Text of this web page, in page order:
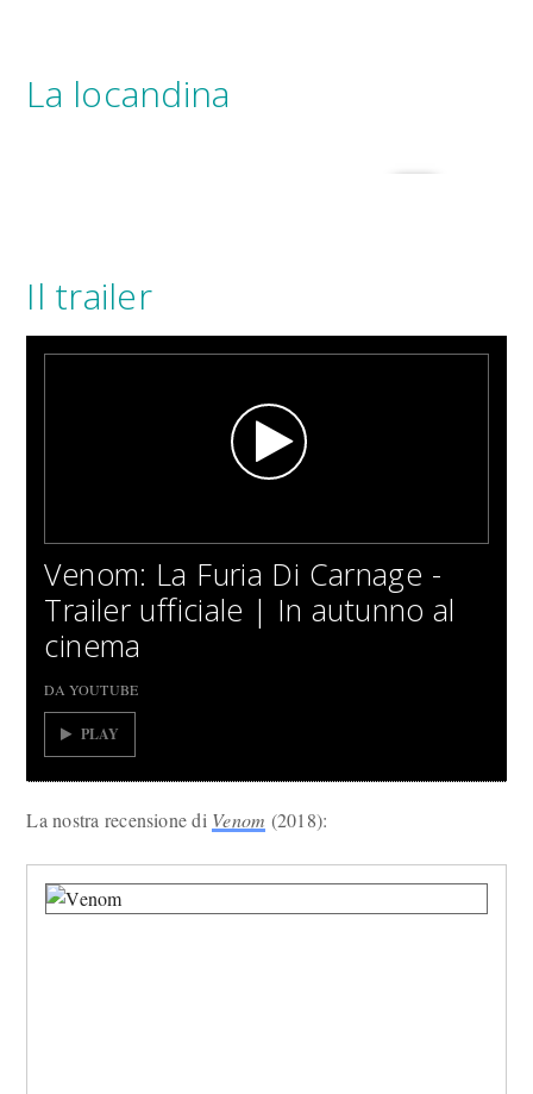
La locandina
Il trailer
Venom: La Furia Di Carnage -
Trailer ufficiale | In autunno al
cinema
DA YOUTUBE
PLAY
La nostra recensione di Venom (2018):